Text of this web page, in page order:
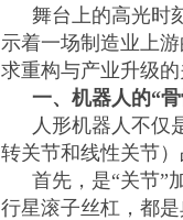
舞台上的高光时
示着一场制造业上
求重构与产业升级的
一、机器人的“
人形机器人不仅
转关节和线性关节
首先，是“关节”
行星滚子丝杠，都